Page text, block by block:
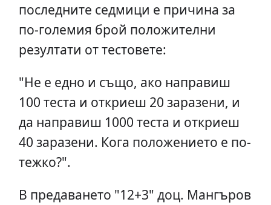
последните седмици е причина за
по-големия брой положителни
резултати от тестовете:
"Не е едно и също, ако направиш
100 теста и откриеш 20 заразени, и
да направиш 1000 теста и откриеш
40 заразени. Кога положението е по-
тежко?".
В предаването "12+3" доц. Мангъров